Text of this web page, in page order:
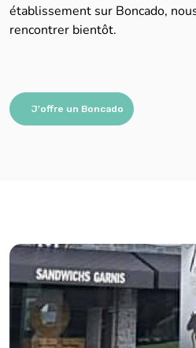
établissement sur Boncado,
rencontrer bientôt.
J'offre un Boncado